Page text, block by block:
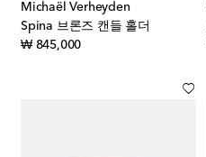
Michaël Verheyden
Spina 브론즈 캔들 홀더
₩ 845,000original price